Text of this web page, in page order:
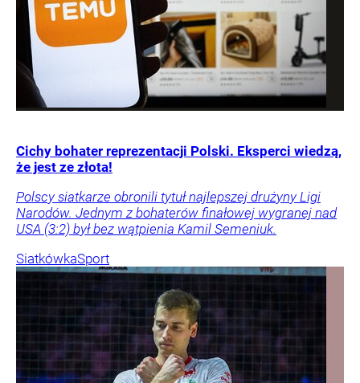
Cichy bohater reprezentacji Polski. Eksperci wiedzą,
że jest ze złota!
Polscy siatkarze obronili tytuł najlepszej drużyny Ligi
Narodów. Jednym z bohaterów finałowej wygranej nad
USA (3:2) był bez wątpienia Kamil Semeniuk.
SiatkówkaSport